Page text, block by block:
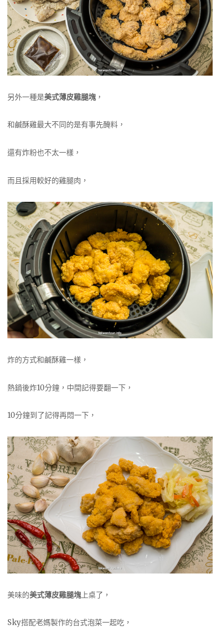
另外一種是美式薄皮雞腿塊 ，
和鹹酥雞最大不同的是有事先醃料，
還有炸粉也不太一樣，
而且採用較好的雞腿肉，
炸的方式和鹹酥雞一樣，
熱鍋後炸10分鐘，中間記得要翻一下，
10分鐘到了記得再悶一下，
美味的美式薄皮雞腿塊 上桌了，
Sky搭配老媽製作的台式泡菜一起吃，